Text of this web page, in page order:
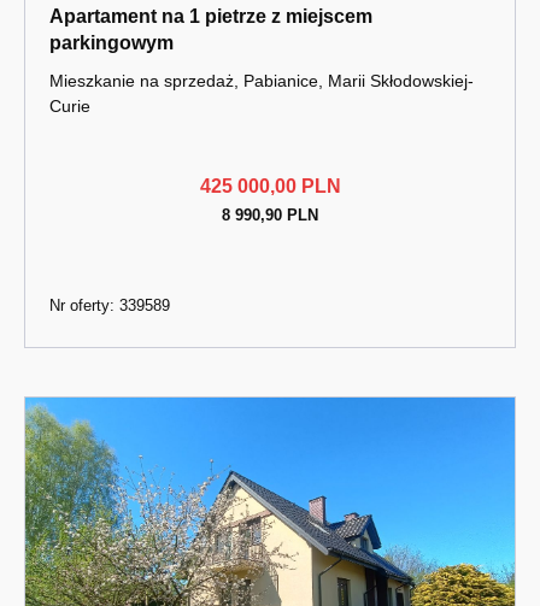
Apartament na 1 pietrze z miejscem
parkingowym
Mieszkanie na sprzedaż, Pabianice, Marii Skłodowskiej-
Curie
425 000,00 PLN
8 990,90 PLN
Nr oferty: 339589